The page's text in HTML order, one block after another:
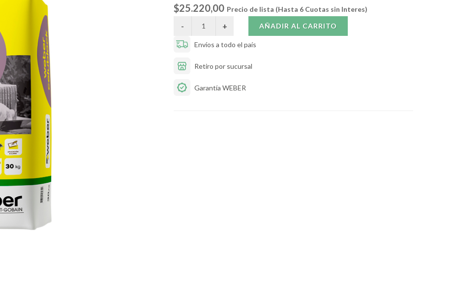
$25.220,00 Precio de lista (Hasta 6 Cuotas sin Interes)
AÑADIR AL CARRITO
Envíos a todo el país
Retiro por sucursal
Garantía WEBER